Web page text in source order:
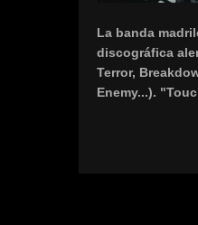
La banda
discográfica
Terror,
Enemy...).